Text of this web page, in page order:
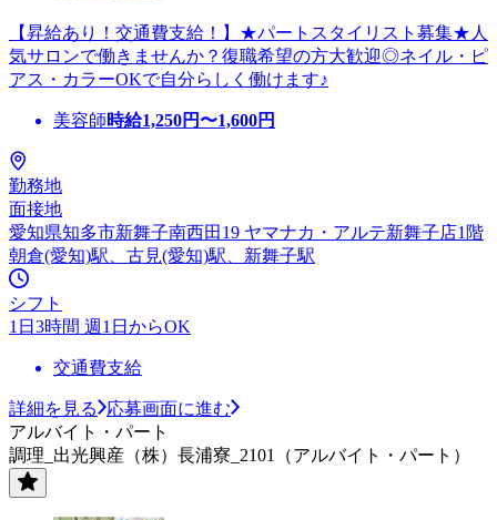
【昇給あり！交通費支給！】★パートスタイリスト募集★人
気サロンで働きませんか？復職希望の方大歓迎◎ネイル・ピ
アス・カラーOKで自分らしく働けます♪
美容師時給1,250円〜1,600円
勤務地
面接地
愛知県知多市新舞子南西田19 ヤマナカ・アルテ新舞子店1階
朝倉(愛知)駅、古見(愛知)駅、新舞子駅
シフト
1日3時間 週1日からOK
交通費支給
詳細を見る
応募画面に進む
アルバイト・パート
調理_出光興産（株）長浦寮_2101（アルバイト・パート）